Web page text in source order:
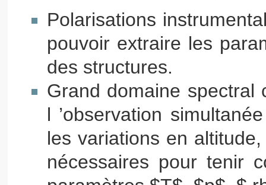
Polarisations
pouvoir extraire les
des structures.
Grand domaine spectral
l ’observation
les variations en
nécessaires pour tenir